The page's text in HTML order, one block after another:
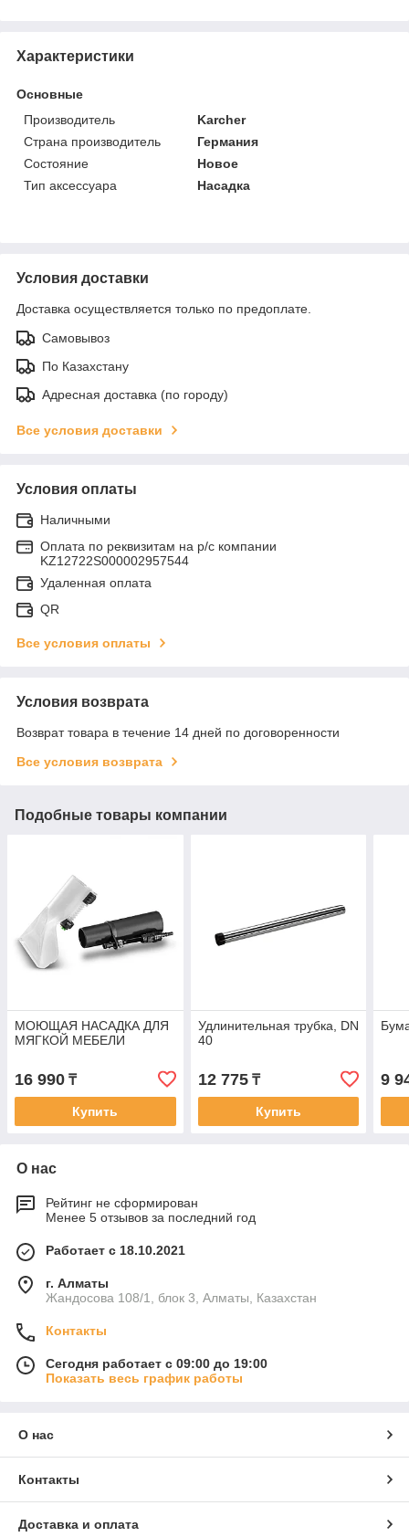
Характеристики
Основные
Производитель
Karcher
Страна производитель
Германия
Состояние
Новое
Тип аксессуара
Насадка
Условия доставки
Доставка осуществляется только по предоплате.
Самовывоз
По Казахстану
Адресная доставка (по городу)
Все условия доставки
Условия оплаты
Наличными
Оплата по реквизитам на р/с компании
KZ12722S000002957544
Удаленная оплата
QR
Все условия оплаты
Условия возврата
Возврат товара в течение 14 дней по договоренности
Все условия возврата
Подобные товары компании
МОЮЩАЯ НАСАДКА ДЛЯ
МЯГКОЙ МЕБЕЛИ
16 990 ₸
Купить
Удлинительная трубка, DN
40
12 775₸
Купить
9
О нас
Рейтинг не сформирован
Менее 5 отзывов за последний год
Работает с 18.10.2021
г. Алматы
Жандосова 108/1, блок 3, Алматы, Казахстан
Контакты
Сегодня работает с 09:00 до 19:00
Показать весь график работы
О нас
Контакты
Доставка и оплата